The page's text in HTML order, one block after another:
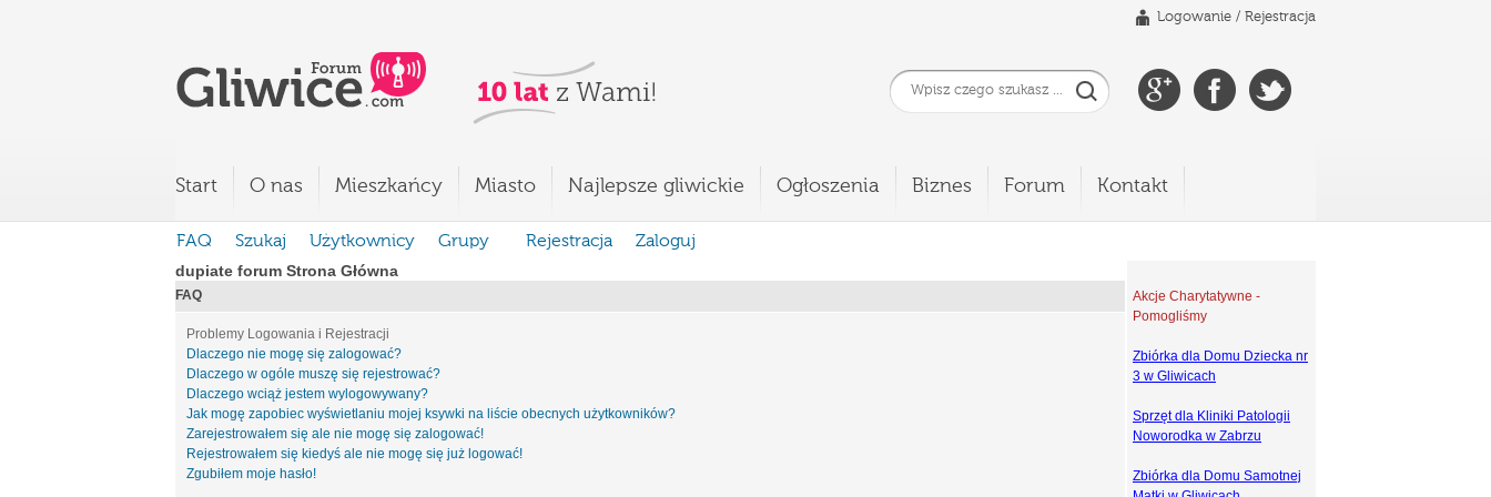
Logowanie / Rejestracja
Start O nas Mieszkańcy Miasto Najlepsze gliwickie Ogłoszenia Biznes Forum Kontakt
FAQ Szukaj Użytkownicy Grupy Rejestracja
Zaloguj
dupiate forum Strona Główna
FAQ
Problemy Logowania i Rejestracji
Dlaczego nie mogę się zalogować?
Dlaczego w ogóle muszę się rejestrować?
Dlaczego wciąż jestem wylogowywany?
Jak mogę zapobiec wyświetlaniu mojej ksywki na liście obecnych użytkowników?
Zarejestrowałem się ale nie mogę się zalogować!
Rejestrowałem się kiedyś ale nie mogę się już logować!
Zgubiłem moje hasło!
Akcje Charytatywne -
Pomogliśmy
Zbiórka dla Domu Dziecka nr
3 w Gliwicach
Sprzęt dla Kliniki Patologii
Noworodka w Zabrzu
Zbiórka dla Domu Samotnej